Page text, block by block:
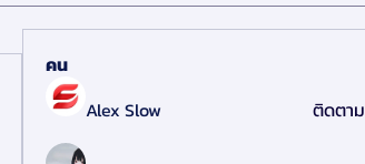
คน
Alex Slow
ติดตาม